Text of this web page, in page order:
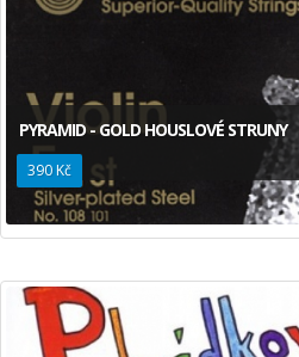
PYRAMID - GOLD HOUSLOVÉ STRUNY
390 Kč